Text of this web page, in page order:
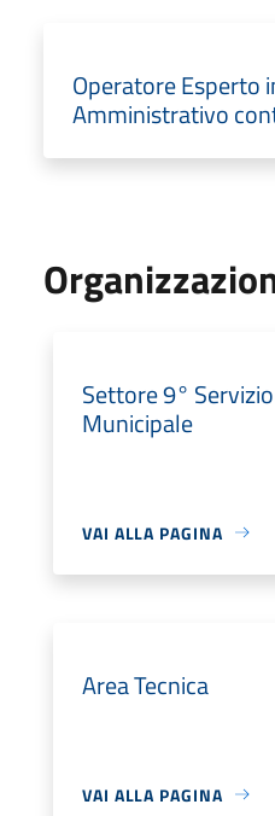
Operatore Esperto
Amministrativo
Settore 9°
Municipale
VAI ALLA PAGINA
Area Tecnica
VAI ALLA PAGINA